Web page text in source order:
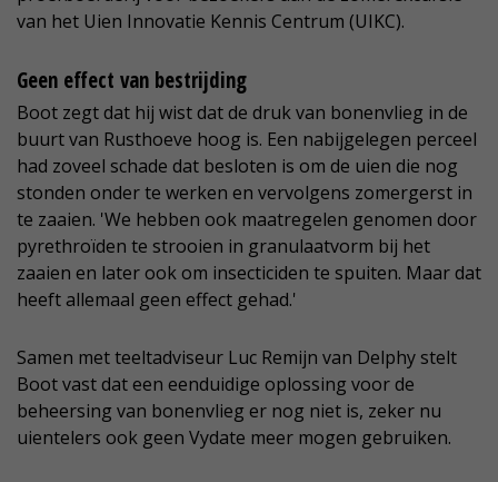
van het Uien Innovatie Kennis Centrum (UIKC).
Geen effect van bestrijding
Boot zegt dat hij wist dat de druk van bonenvlieg in de
buurt van Rusthoeve hoog is. Een nabijgelegen perceel
had zoveel schade dat besloten is om de uien die nog
stonden onder te werken en vervolgens zomergerst in
te zaaien. 'We hebben ook maatregelen genomen door
pyrethroïden te strooien in granulaatvorm bij het
zaaien en later ook om insecticiden te spuiten. Maar dat
heeft allemaal geen effect gehad.'
Samen met teeltadviseur Luc Remijn van Delphy stelt
Boot vast dat een eenduidige oplossing voor de
beheersing van bonenvlieg er nog niet is, zeker nu
uientelers ook geen Vydate meer mogen gebruiken.